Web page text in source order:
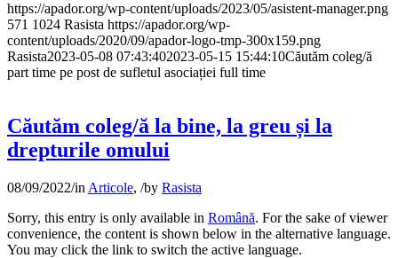
https://apador.org/wp-content/uploads/2023/05/asistent-manager.png
571 1024 Rasista https://apador.org/wp-
content/uploads/2020/09/apador-logo-tmp-300x159.png
Rasista2023-05-08 07:43:402023-05-15 15:44:10Căutăm coleg/ă
part time pe post de sufletul asociației full time
Căutăm coleg/ă la bine, la greu și la
drepturile omului
08/09/2022/in Articole, /by Rasista
Sorry, this entry is only available in Română. For the sake of viewer
convenience, the content is shown below in the alternative language.
You may click the link to switch the active language.